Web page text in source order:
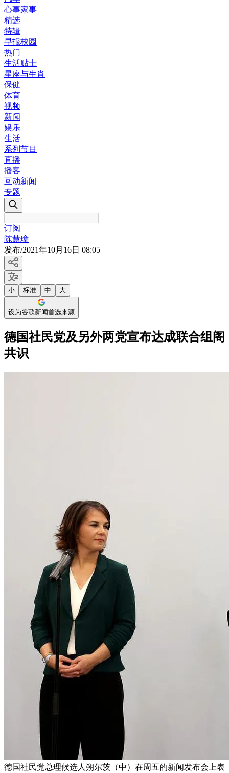
心事家事
精选
特辑
早报校园
热门
生活贴士
星座与生肖
保健
体育
视频
新闻
娱乐
生活
系列节目
直播
播客
互动新闻
专题
订阅
陈慧璋
发布/2021年10月16日 08:05
小 标准 中 大
设为谷歌新闻首选来源
德国社民党及另外两党宣布达成联合组阁
共识
德国社民党总理候选人朔尔茨（中）在周五的新闻发布会上表